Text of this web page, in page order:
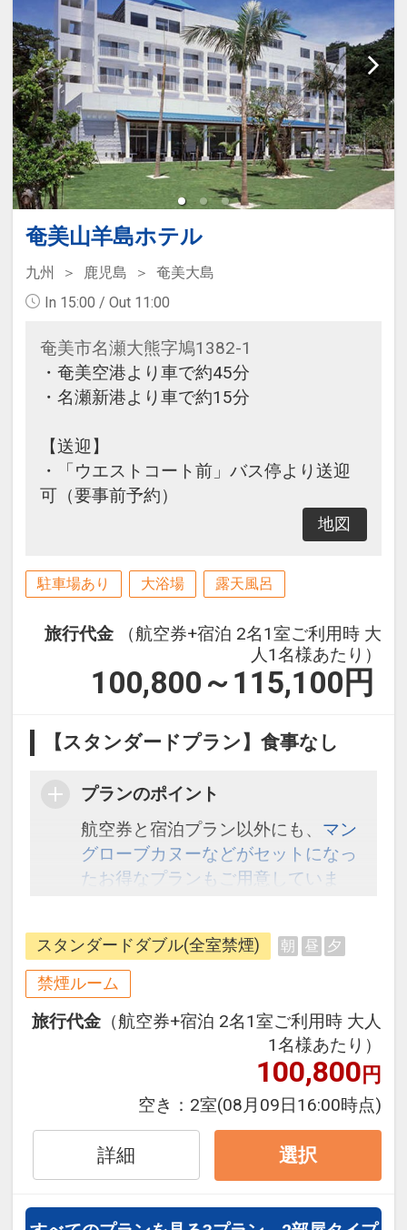
奄美山羊島ホテル
九州 鹿児島
奄美大島
In 15:00 / Out 11:00
奄美市名瀬大熊字鳩1382-1
・奄美空港より車で約45分
・名瀬新港より車で約15分
【送迎】
・「ウエストコート前」バス停より送迎
可（要事前予約）
地図
駐車場あり 大浴場 露天風呂
旅行代金
（航空券+宿泊 2名1室ご利用時 大
人1名様あたり）
100,800～115,100 円
【スタンダードプラン】食事なし
プランのポイント
航空券と宿泊プラン以外にも、 マン
グローブカヌーなどがセットになっ
たお得なプランもご用意していま
スタンダードダブル(全室禁煙) 朝 昼 夕
禁煙ルーム
旅行代金 （航空券+宿泊 2名1室ご利用時 大人
1名様あたり）
100,800円
空き： 2室(08月09日16:00時点)
詳細 選択